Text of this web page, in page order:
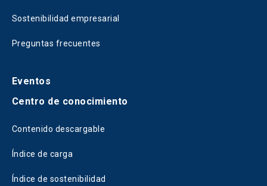
Sostenibilidad empresarial
Preguntas frecuentes
Eventos
Centro de conocimiento
Contenido descargable
Índice de carga
Índice de sostenibilidad